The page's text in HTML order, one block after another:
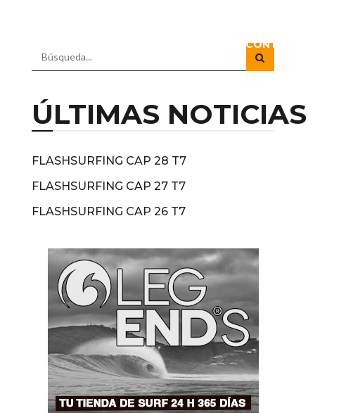
CONTACTO
ÚLTIMAS NOTICIAS
FLASHSURFING CAP 28 T7
FLASHSURFING CAP 27 T7
FLASHSURFING CAP 26 T7